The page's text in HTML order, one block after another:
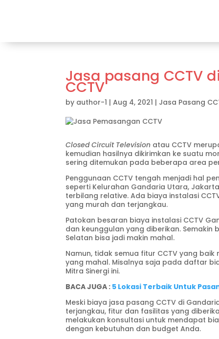
Jasa pasang CCTV
CCTV
by author-1 |Aug 4, 2021 | Jasa Pasang
Closed Circuit Television atau CCTV
kemudian hasilnya dikirimkan ke suatu
sering ditemukan pada beberapa area
Penggunaan CCTV tengah menjadi hal
seperti Kelurahan Gandaria Utara,
terbilang relative. Ada biaya instalasi
yang murah dan terjangkau.
Patokan besaran biaya instalasi CCTV
dan keunggulan yang diberikan.
Selatan bisa jadi makin mahal.
Namun, tidak semua fitur CCTV yang
yang mahal. Misalnya saja pada daftar
Mitra Sinergi ini.
BACA JUGA : 5 Lokasi Terbaik Untuk
Meski biaya jasa pasang CCTV di
terjangkau, fitur dan fasilitas yang
melakukan konsultasi untuk mendapat
dengan kebutuhan dan budget Anda.